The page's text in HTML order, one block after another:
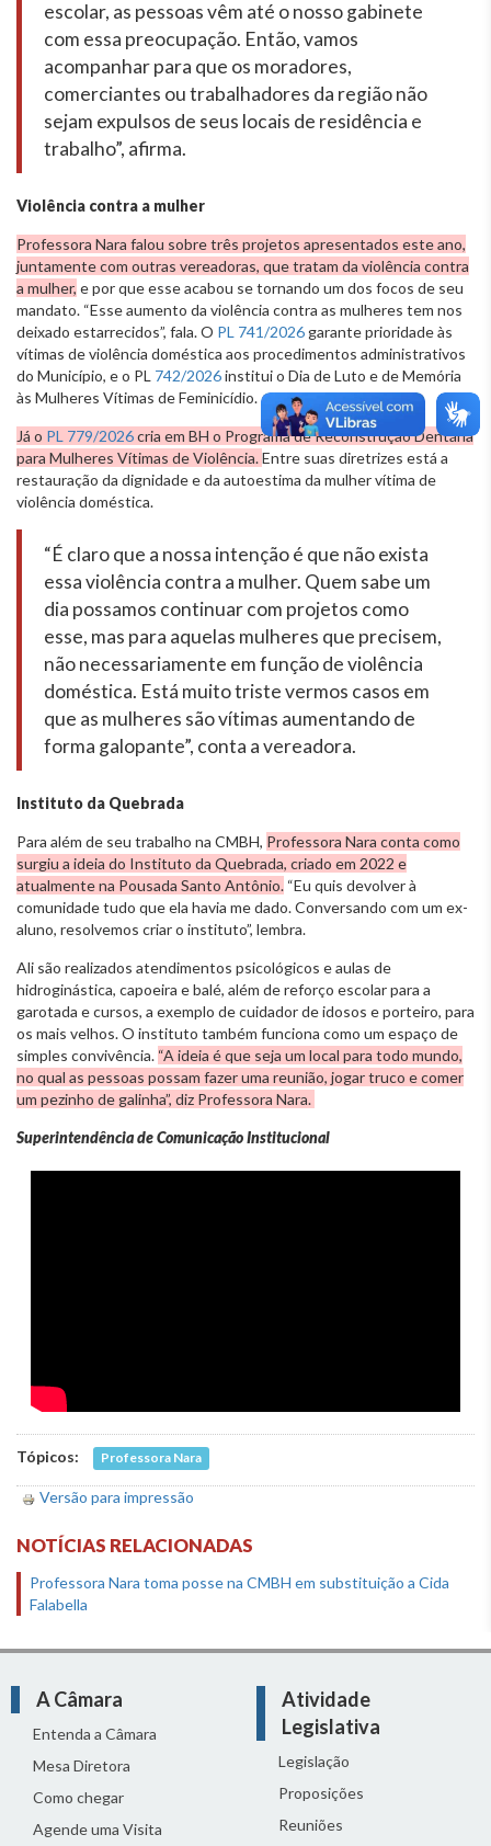
escolar, as pessoas vêm até o nosso gabinete
com essa preocupação. Então, vamos
acompanhar para que os moradores,
comerciantes ou trabalhadores da região não
sejam expulsos de seus locais de residência e
trabalho”, afirma.
Violência contra a mulher
Professora Nara falou sobre três projetos apresentados este ano,
juntamente com outras vereadoras, que tratam da violência contra
a mulher, e por que esse acabou se tornando um dos focos de seu
mandato. “Esse aumento da violência contra as mulheres tem nos
deixado estarrecidos”, fala. O PL 741/2026 garante prioridade às
vítimas de violência doméstica aos procedimentos administrativos
do Município, e o PL 742/2026institui o Dia de Luto e de Memória
às Mulheres Vítimas de Feminicídio.
Já o PL 779/2026cria em BH o Programa de Reconstrução Dentária
para Mulheres Vítimas de Violência.Entre suas diretrizes está a
restauração da dignidade e da autoestima da mulher vítima de
violência doméstica.
“É claro que a nossa intenção é que não exista
essa violência contra a mulher. Quem sabe um
dia possamos continuar com projetos como
esse, mas para aquelas mulheres que precisem,
não necessariamente em função de violência
doméstica. Está muito triste vermos casos em
que as mulheres são vítimas aumentando de
forma galopante”, conta a vereadora.
Instituto da Quebrada
Para além de seu trabalho na CMBH, Professora Nara conta como
surgiu a ideia do Instituto da Quebrada, criado em 2022 e
atualmente na Pousada Santo Antônio. “Eu quis devolver à
comunidade tudo que ela havia me dado. Conversando com um ex-
aluno, resolvemos criar o instituto”, lembra.
Ali são realizados atendimentos psicológicos e aulas de
hidroginástica, capoeira e balé, além de reforço escolar para a
garotada e cursos, a exemplo de cuidador de idosos e porteiro, para
os mais velhos. O instituto também funciona como um espaço de
simples convivência. “A ideia é que seja um local para todo mundo,
no qual as pessoas possam fazer uma reunião, jogar truco e comer
um pezinho de galinha”, diz Professora Nara.
Superintendência de Comunicação Institucional
Tópicos: Professora Nara
Versão para impressão
NOTÍCIAS RELACIONADAS
Professora Nara toma posse na CMBH em substituição a Cida
Falabella
A Câmara
Entenda a Câmara
Mesa Diretora
Como chegar
Agende uma Visita
Atividade
Legislativa
Legislação
Proposições
Reuniões